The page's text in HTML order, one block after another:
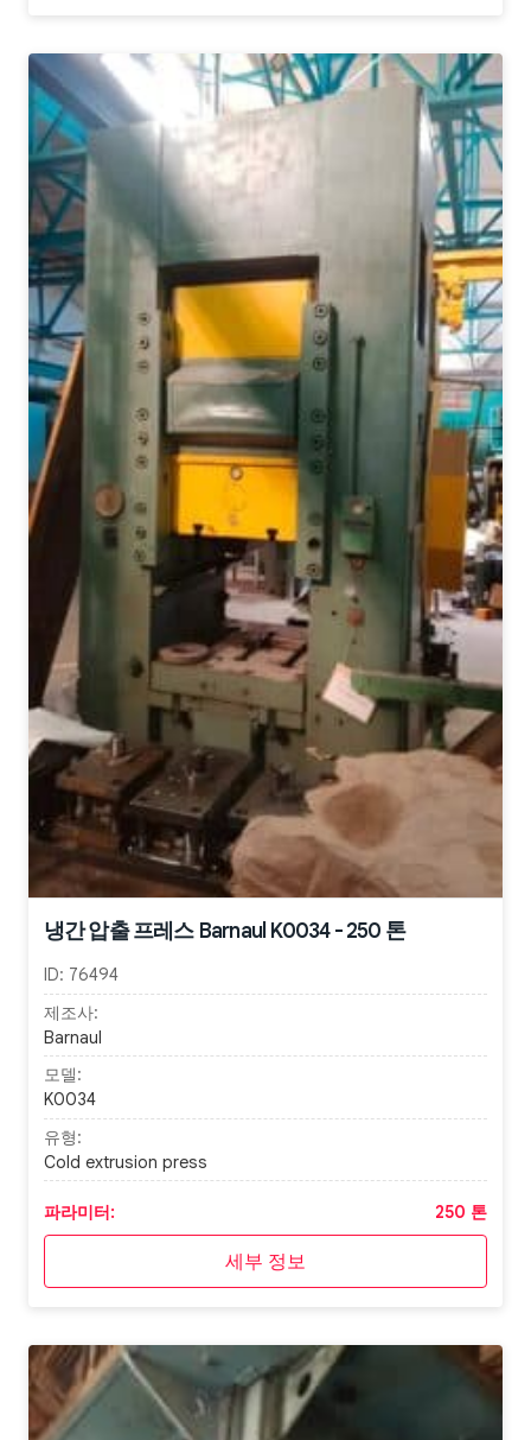
냉간 압출 프레스 Barnaul K0034 - 250 톤
ID: 76494
제조사:
Barnaul
모델:
K0034
유형:
Cold extrusion press
파라미터: 250 톤
세부 정보